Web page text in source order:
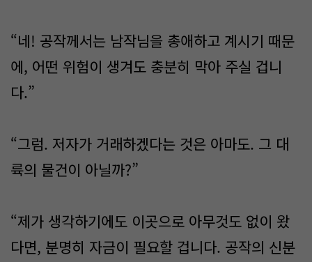
“네! 공작께서는 남작님을 총애하고 계시기 때문
에, 어떤 위험이 생겨도 충분히 막아 주실 겁니
다.”
“그럼. 저자가 거래하겠다는 것은 아마도. 그 대
륙의 물건이 아닐까?”
“제가 생각하기에도 이곳으로 아무것도 없이 왔
다면, 분명히 자금이 필요할 겁니다. 공작의 신분